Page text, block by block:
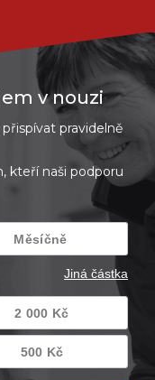
v nouzi
pravidelně
kteří naši podporu